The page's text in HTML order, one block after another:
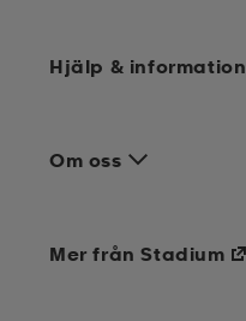
Hjälp & information
Om oss
Mer från Stadium